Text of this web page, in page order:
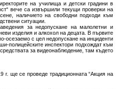
на училища и детски градини в
вече са извършили текущи проверки на
наличието на свободни подходи към
ситуации.
за недопускане на малолетни и
изделия и алкохол на децата. В първите
осезаемо с цел недопускане на инциденти
полицейските инспектори подхождат към
за видеонаблюдение, там където
ще се проведе традиционната “Акция на